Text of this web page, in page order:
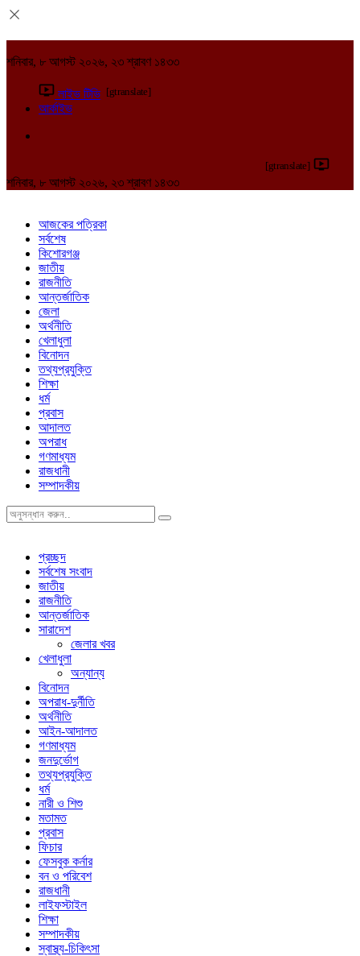
শনিবার, ৮ আগস্ট ২০২৬, ২৩ শ্রাবণ ১৪৩৩
লাইভ টিভি [gtranslate]
আর্কাইভ
[gtranslate]
শনিবার, ৮ আগস্ট ২০২৬, ২৩ শ্রাবণ ১৪৩৩
আজকের পত্রিকা
সর্বশেষ
কিশোরগঞ্জ
জাতীয়
রাজনীতি
আন্তর্জাতিক
জেলা
অর্থনীতি
খেলাধুলা
বিনোদন
তথ্যপ্রযুক্তি
শিক্ষা
ধর্ম
প্রবাস
আদালত
অপরাধ
গণমাধ্যম
রাজধানী
সম্পাদকীয়
প্রচ্ছদ
সর্বশেষ সংবাদ
জাতীয়
রাজনীতি
আন্তর্জাতিক
সারাদেশ
জেলার খবর
খেলাধুলা
অন্যান্য
বিনোদন
অপরাধ-দুর্নীতি
অর্থনীতি
আইন-আদালত
গণমাধ্যম
জনদুর্ভোগ
তথ্যপ্রযুক্তি
ধর্ম
নারী ও শিশু
মতামত
প্রবাস
ফিচার
ফেসবুক কর্নার
বন ও পরিবেশ
রাজধানী
লাইফস্টাইল
শিক্ষা
সম্পাদকীয়
স্বাস্থ্য-চিকিৎসা